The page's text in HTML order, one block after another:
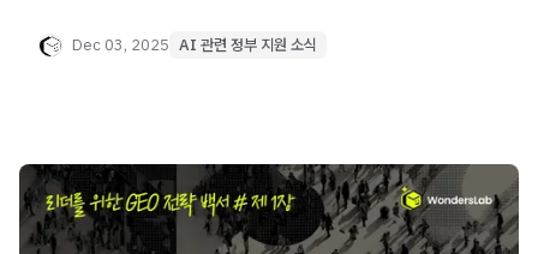
(1/7)! 전문 공급기업 원더스랩에서 내 신청 자격을 바로
Dec 03, 2025 AI 관련 정부 지원 소식